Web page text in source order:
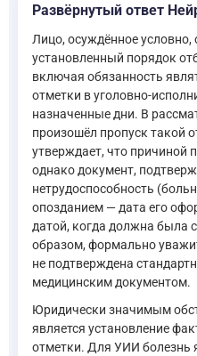
Развёрнутый ответ
Лицо, осуждённое
установленный порядок
включая обязанность
отметки в уголовно-
назначенные дни. В
произошёл пропуск такой
утверждает, что причиной
однако документ,
нетрудоспособность
опозданием — дата его
датой, когда должна была
образом, формально
не подтверждена
медицинским документом.
Юридически значимым
является установление
отметки. Для УИИ болезнь